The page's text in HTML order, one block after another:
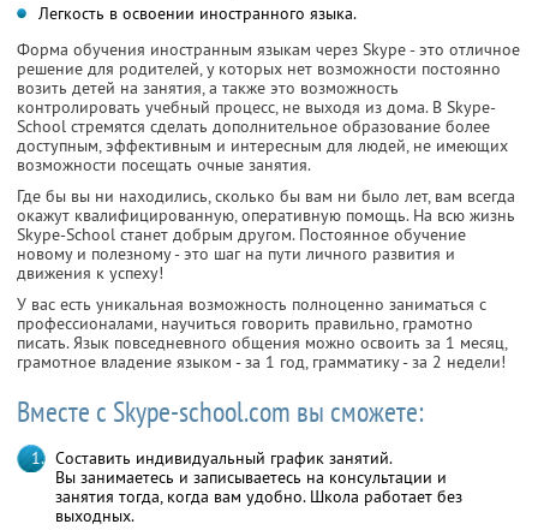
Легкость в освоении иностранного языка.
Форма обучения иностранным языкам через Skype - это отличное
решение для родителей, у которых нет возможности постоянно
возить детей на занятия, а также это возможность
контролировать учебный процесс, не выходя из дома. В Skype-
School стремятся сделать дополнительное образование более
доступным, эффективным и интересным для людей, не имеющих
возможности посещать очные занятия.
Где бы вы ни находились, сколько бы вам ни было лет, вам всегда
окажут квалифицированную, оперативную помощь. На всю жизнь
Skype-School станет добрым другом. Постоянное обучение
новому и полезному - это шаг на пути личного развития и
движения к успеху!
У вас есть уникальная возможность полноценно заниматься с
профессионалами, научиться говорить правильно, грамотно
писать. Язык повседневного общения можно освоить за 1 месяц,
грамотное владение языком - за 1 год, грамматику - за 2 недели!
Вместе с Skype-school.com вы сможете:
Составить индивидуальный график занятий.
Вы занимаетесь и записываетесь на консультации и
занятия тогда, когда вам удобно. Школа работает без
выходных.